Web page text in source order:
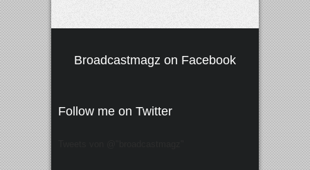
Broadcastmagz on Facebook
Follow me on Twitter